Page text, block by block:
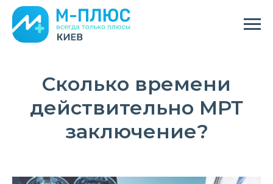
Сколько времени
действительно МРТ
заключение?